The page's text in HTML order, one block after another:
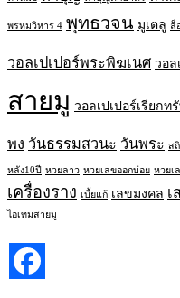
พรหมวิหาร 4 พุทธวจน มูเตลู ล็
วอลเปเปอร์พระพิฆเนศ วอล
สายมู วอลเปเปอร์เรียกท
พง วันธรรมสวนะ วันพระ ส
หลัง10ปี หวยลาว หวยเลขออกบ่อย หวยเ
เครื่องราง เบี้ยแก้ เลขมงคล เ
ไอเทมสายมู